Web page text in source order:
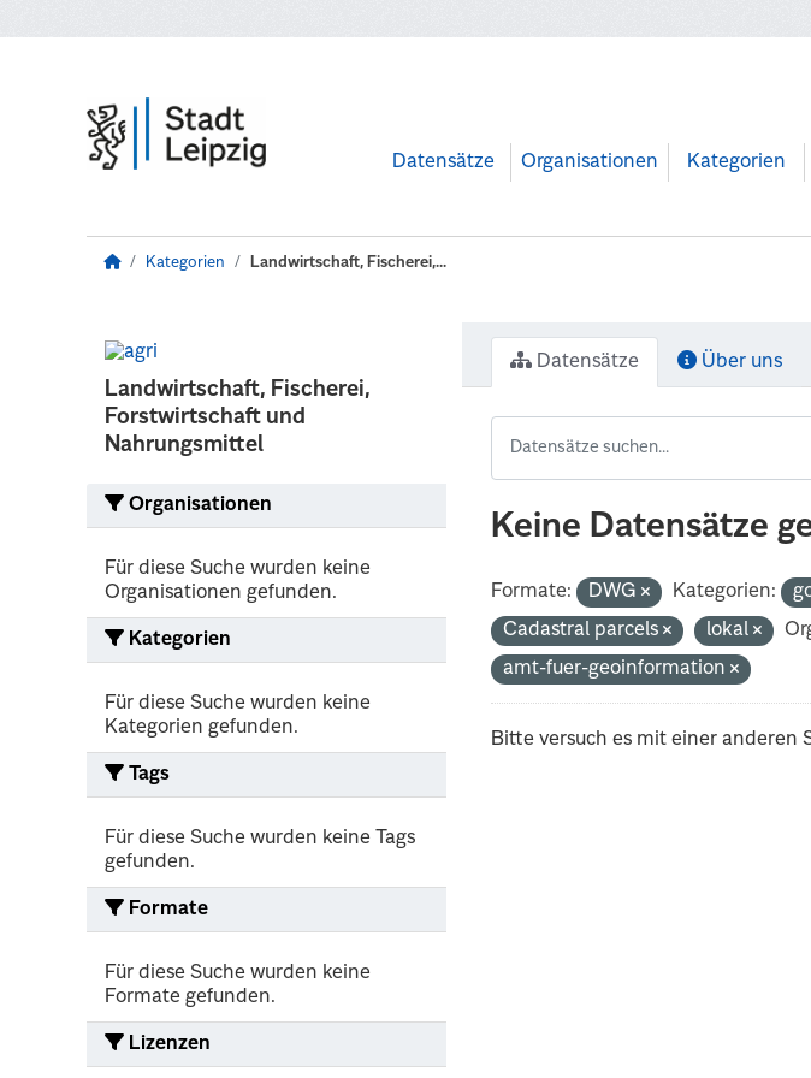
Datensätze Organisationen Kategorien
Kategorien Landwirtschaft, Fischerei,...
Landwirtschaft, Fischerei,
Forstwirtschaft und
Nahrungsmittel
Organisationen
Für diese Suche wurden keine
Organisationen gefunden.
Kategorien
Für diese Suche wurden keine
Kategorien gefunden.
Tags
Für diese Suche wurden keine Tags
gefunden.
Formate
Für diese Suche wurden keine
Formate gefunden.
Lizenzen
Datensätze Über uns
Keine Datensätze
Formate: DWG Kategorien:
Cadastral parcels
lokal
amt-fuer-geoinformation
Bitte versuch es mit einer anderen